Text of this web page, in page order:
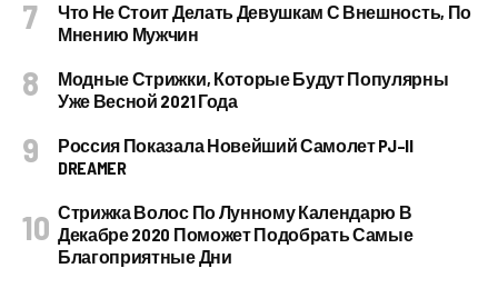
Что Не Стоит Делать Девушкам С Внешность, По
Мнению Мужчин
Модные Стрижки, Которые Будут Популярны
Уже Весной 2021 Года
Россия Показала Новейший Самолет PJ–II
DREAMER
Стрижка Волос По Лунному Календарю В
Декабре 2020 Поможет Подобрать Самые
Благоприятные Дни